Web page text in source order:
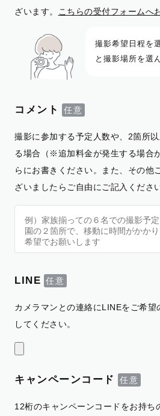
ざいます。
こちらの受付フォームへ
撮影希望日程を
と撮影場所を選
コメント
撮影に参加する予定人数や、2箇所
る場合（※追加料金が発生する場合
らにお書きください。また、その他
ざいましたらご自由にご記入ください
LINE
カメラマンとの連絡にLINEをご希望
してください。
キャンペーンコード
12桁のキャンペーンコードをお持ち